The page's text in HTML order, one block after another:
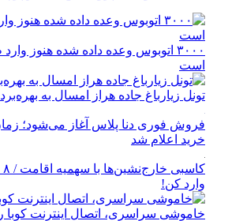
۳۰۰۰ اتوبوس وعده داده شده هنوز
است
تونل زیارباغ جاده هراز امسال به
فروش فوری دنا پلاس آغاز می‌شود؛
خرید اعلام شد
وارد کن!
خاموشی سراسری، اتصال اینترنت کوبا